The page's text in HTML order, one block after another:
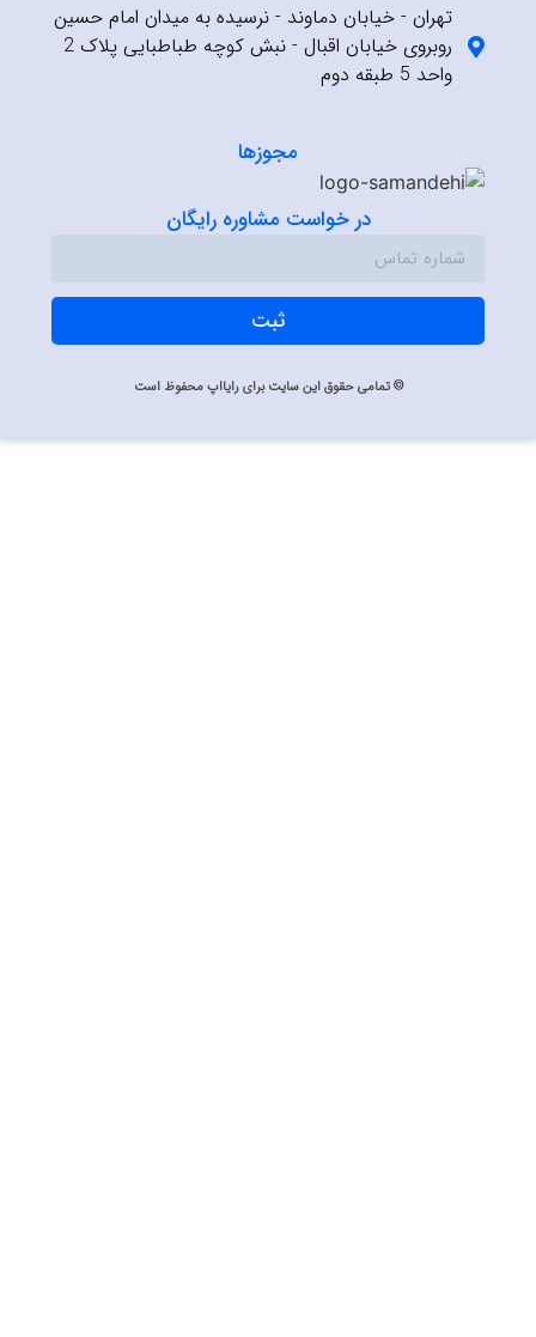
تهران - خیابان دماوند - نرسیده به میدان امام حسین
روبروی خیابان اقبال - نبش کوچه طباطبایی پلاک 2
مجوزها
در خواست مشاوره رایگان
© تمامی حقوق این سایت برای رایااپ محفوظ است